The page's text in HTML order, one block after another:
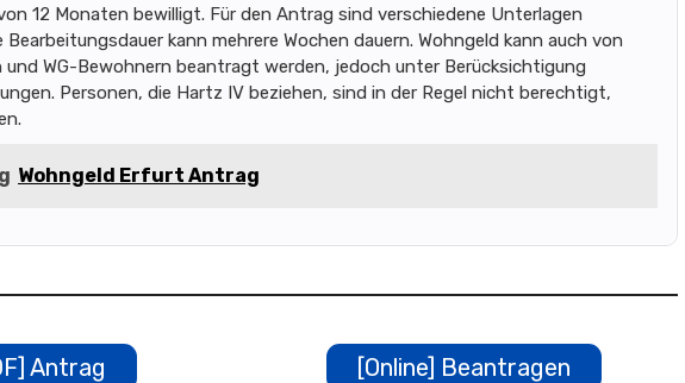
12 Monaten bewilligt. Für den Antrag sind verschiedene Unterlagen
kann mehrere Wochen dauern. Wohngeld kann auch von
und WG-Bewohnern beantragt werden, jedoch unter Berücksichtigung
Personen, die Hartz IV beziehen, sind in der Regel nicht berechtigt,
Wohngeld Erfurt Antrag
Antrag [Online] Beantragen